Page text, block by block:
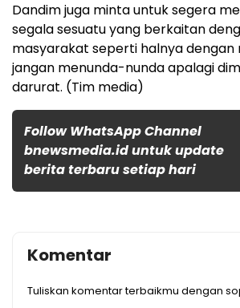
Dandim juga minta untuk segera
segala sesuatu yang berkaitan
masyarakat seperti halnya dengan
jangan menunda-nunda apalagi
darurat. (Tim media)
Follow WhatsApp Channel
bnewsmedia.id untuk update
berita terbaru setiap hari
Komentar
Tuliskan komentar terbaikmu dengan